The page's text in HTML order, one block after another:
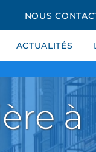
NOUS
ACTUALITÉS
à